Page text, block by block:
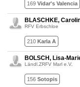
169 Vidar's Valencia
BLASCHKE,
RFV Erbschloe
210 Karla A
BOLSCH, Lisa-
Ländl.ZRFV Marl e.V.
156 Sotopis